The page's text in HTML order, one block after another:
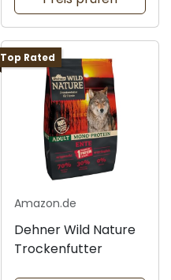
Top Rated
Amazon.de
Dehner Wild Nature
Trockenfutter